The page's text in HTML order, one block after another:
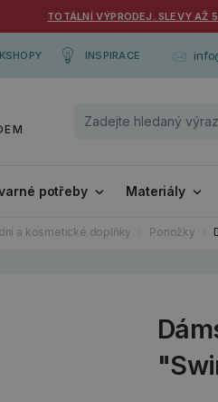
TOTÁLNÍ VÝPRODEJ. SLEVY AŽ
INSPIRACE
potřeby Materiály
a kosmetické doplňky Ponožky